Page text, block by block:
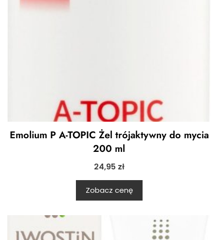
Emolium P A-TOPIC Żel trójaktywny do mycia
200 ml
24,95 zł
Zobacz cenę